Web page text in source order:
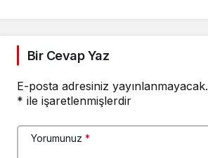
Bir Cevap Yaz
E-posta adresiniz yayınlanmayacak.
* ile işaretlenmişlerdir
Yorumunuz *